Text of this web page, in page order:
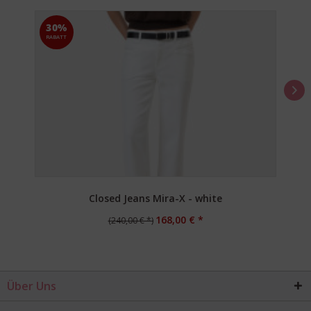
30%
RABATT
Closed Jeans Mira-X - white
(240,00 € *) 168,00 € *
Über Uns